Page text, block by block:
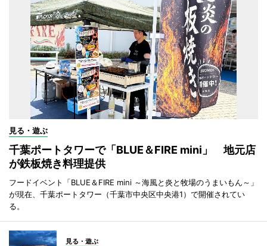
見る・遊ぶ
千葉ポートタワーで「BLUE＆FIRE mini」 地元店
が鉄板焼き料理提供
フードイベント「BLUE＆FIRE mini ～海風と炎と牧場のうまいもん～」
が現在、千葉ポートタワー（千葉市中央区中央港1）で開催されてい
る。
見る・遊ぶ